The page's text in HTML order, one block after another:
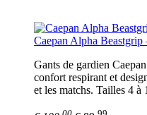
Caepan Alpha
Gants de gardien
confort respirant et
et les matchs. Tailles 4 à